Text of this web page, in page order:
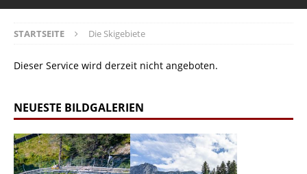
STARTSEITE Die Skigebiete
Dieser Service wird derzeit nicht angeboten.
NEUESTE BILDGALERIEN